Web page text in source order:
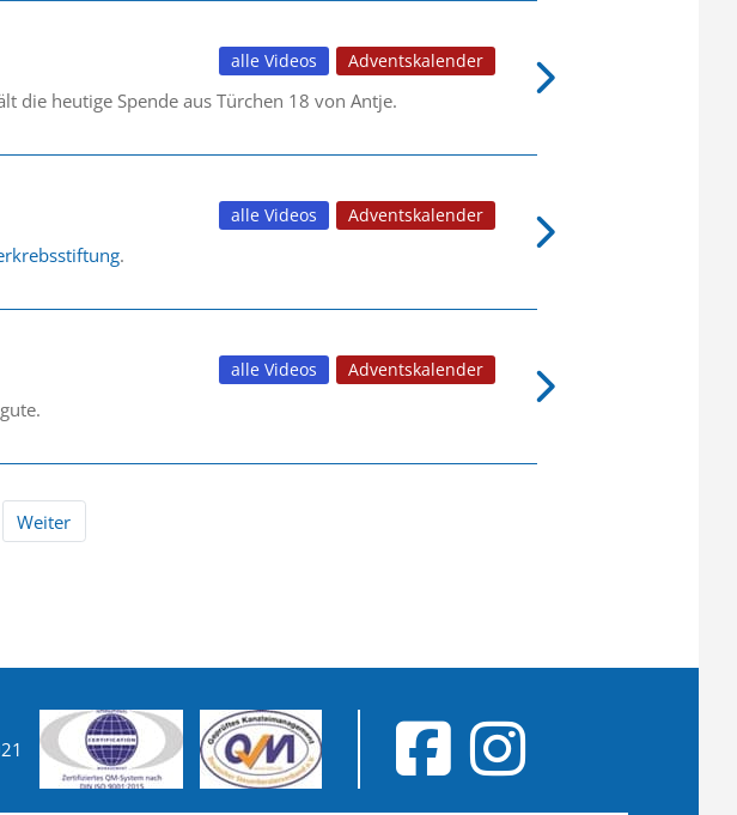
Adventskalender
alle Videos
die heutige Spende aus Türchen 18 von Antje.
Adventskalender
alle Videos
.
Adventskalender
alle Videos
Weiter